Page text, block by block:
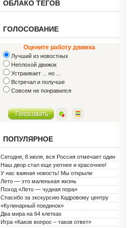
ОБЛАКО ТЕГОВ
ГОЛОСОВАНИЕ
Оцените работу движка
Лучший из новостных
Неплохой движок
Устраивает ... но ...
Встречал и получше
Совсем не понравился
ПОПУЛЯРНОЕ
Сегодня, 8 июля, вся Россия отмечает один
из самых светлых праздников — День
семьи, любви и верности!
Наш двор стал еще уютнее и красочнее!
У нас важная новость! Мы открыли
Социальную гостиную.
Лето — это маленькая жизнь
Поход «Лето — чудная пора»
Спасибо за экскурсию Кадровому центру
«Кулинарный поединок»
Два мира на 64 клетках
Игра «Каков вопрос – таков ответ»